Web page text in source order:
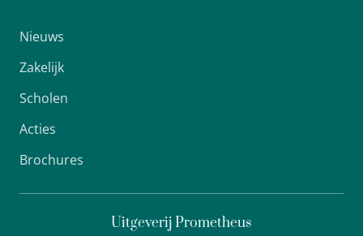
Nieuws
Zakelijk
Scholen
Acties
Brochures
Uitgeverij Prometheus